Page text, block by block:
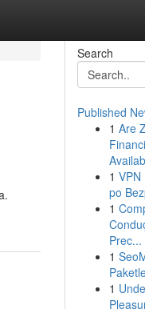
Search
Published
1 Are
1 VPN
po
1
Prec...
1
1